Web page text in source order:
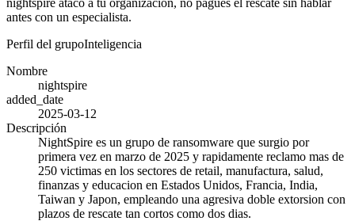
antes con un especialista.
Perfil del grupoInteligencia
Nombre
nightspire
added_date
2025-03-12
Descripción
NightSpire es un grupo de ransomware que surgio por
primera vez en marzo de 2025 y rapidamente reclamo mas de
250 victimas en los sectores de retail, manufactura, salud,
finanzas y educacion en Estados Unidos, Francia, India,
Taiwan y Japon, empleando una agresiva doble extorsion con
plazos de rescate tan cortos como dos dias.